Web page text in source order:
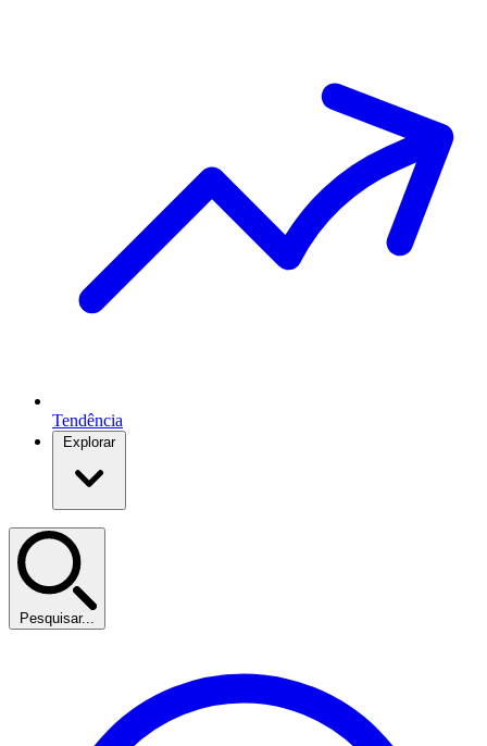
Tendência
Explorar
Pesquisar...